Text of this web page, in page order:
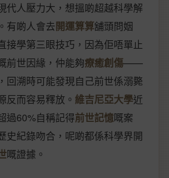
代人壓力大，想搵啲超越科學解
有啲人會去開運算算舖頭問姻
接學第三眼技巧，因為佢唔單止
前世因緣，仲能夠療癒創傷——
回溯時可能發現自己前世係溺斃
反而容易釋放。 維吉尼亞大學近
過60%自稱記得前世記憶嘅案
史紀錄吻合，呢啲都係科學界開
嘅證據。